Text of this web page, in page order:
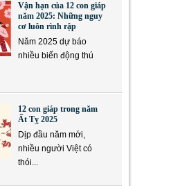
Vận hạn của 12 con giáp
năm 2025: Những nguy
cơ luôn rình rập
Năm 2025 dự báo
nhiều biến động thú
12 con giáp trong năm
Ất Tỵ 2025
Dịp đầu năm mới,
nhiều người Việt có
thói...